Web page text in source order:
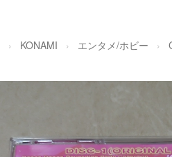
KONAMI エンタメ/ホビー